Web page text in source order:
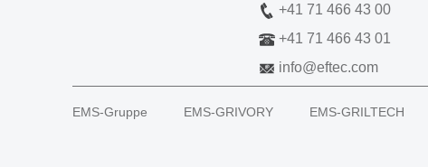
+41 71 466 43 00
+41 71 466 43 01
info@eftec.com
EMS-Gruppe EMS-GRIVORY EMS-GRILTECH